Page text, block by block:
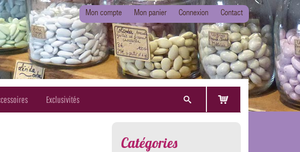
Mon compte Mon panier Connexion Contact
Exclusivités
Catégories